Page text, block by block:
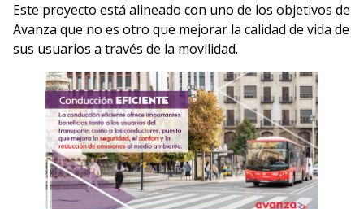
Este proyecto está alineado con uno de los objetivos de
Avanza que no es otro que mejorar la calidad de vida de
sus usuarios a través de la movilidad.